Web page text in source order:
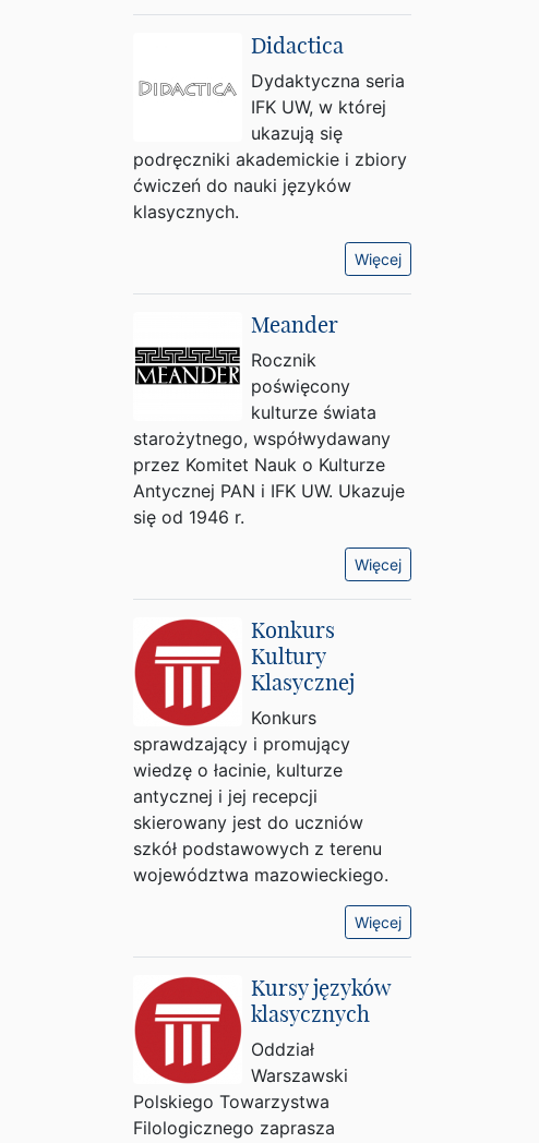
Didactica
Dydaktyczna seria
IFK UW, w której
ukazują się
podręczniki akademickie i zbiory
ćwiczeń do nauki języków
klasycznych.
Więcej
Meander
Rocznik
poświęcony
kulturze świata
starożytnego, współwydawany
przez Komitet Nauk o Kulturze
Antycznej PAN i IFK UW. Ukazuje
się od 1946 r.
Więcej
Konkurs
Kultury
Klasycznej
Konkurs
sprawdzający i promujący
wiedzę o łacinie, kulturze
antycznej i jej recepcji
skierowany jest do uczniów
szkół podstawowych z terenu
województwa mazowieckiego.
Więcej
Kursy języków
klasycznych
Oddział
Warszawski
Polskiego Towarzystwa
Filologicznego zaprasza